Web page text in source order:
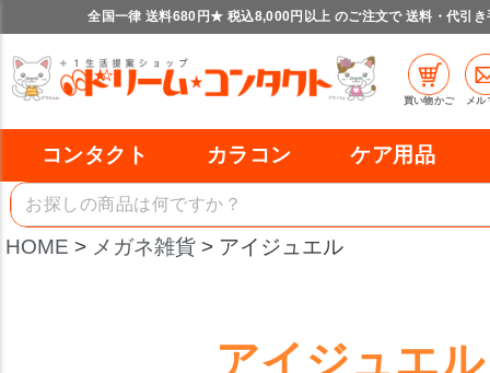
全国一律 送料680円★ 税込8,000円以上 のご注文で 送料・代引き
買い物かご メル
コンタクト カラコン ケア用品
HOME メガネ雑貨 アイジュエル
アイジュエル